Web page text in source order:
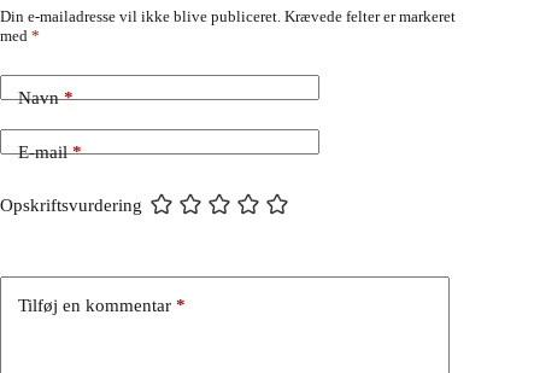
Din e-mailadresse vil ikke blive publiceret. Krævede felter er markeret
med *
Navn*
E-mail*
Opskriftsvurdering
Tilføj en kommentar *